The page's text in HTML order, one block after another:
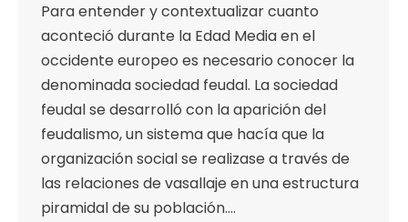
Para entender y contextualizar cuanto
aconteció durante la Edad Media en el
occidente europeo es necesario conocer la
denominada sociedad feudal. La sociedad
feudal se desarrolló con la aparición del
feudalismo, un sistema que hacía que la
organización social se realizase a través de
las relaciones de vasallaje en una estructura
piramidal de su población.…